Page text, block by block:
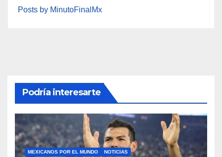
Posts by MinutoFinalMx
Podría interesarte
MEXICANOS POR EL MUNDO NOTICIAS